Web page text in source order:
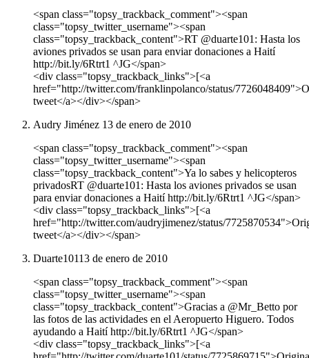
<span class="topsy_trackback_comment"><span
class="topsy_twitter_username"><span
class="topsy_trackback_content">RT @duarte101: Hasta los
aviones privados se usan para enviar donaciones a Haití
http://bit.ly/6Rtrt1 ^JG</span>
<div class="topsy_trackback_links">[<a
href="http://twitter.com/franklinpolanco/status/
tweet</a></div></span>
Audry Jiménez 13 de enero de 2010
<span class="topsy_trackback_comment"><span
class="topsy_twitter_username"><span
class="topsy_trackback_content">Ya lo sabes y helicopteros
privadosRT @duarte101: Hasta los aviones privados se usan
para enviar donaciones a Haití http://bit.ly/6Rtrt1 ^JG</span>
<div class="topsy_trackback_links">[<a
href="http://twitter.com/audryjimenez/status/
tweet</a></div></span>
Duarte10113 de enero de 2010
<span class="topsy_trackback_comment"><span
class="topsy_twitter_username"><span
class="topsy_trackback_content">Gracias a @Mr_Betto por
las fotos de las actividades en el Aeropuerto Higuero. Todos
ayudando a Haití http://bit.ly/6Rtrt1 ^JG</span>
<div class="topsy_trackback_links">[<a